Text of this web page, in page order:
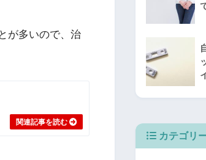
が多いので、治
カテゴリ